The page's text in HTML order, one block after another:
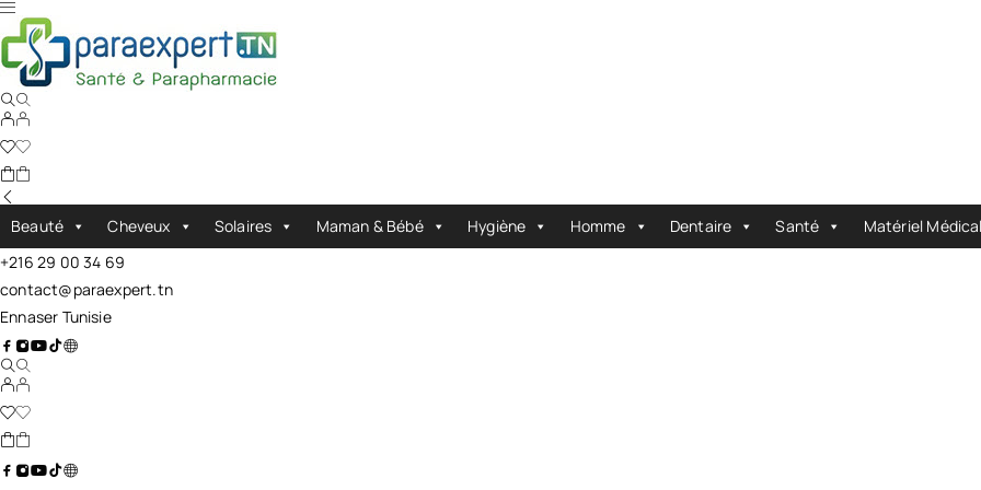
Beauté Cheveux Solaires Maman & Bébé Hygiène Homme Dentaire Santé Matériel Médical
+216 29 00 34 69
contact@paraexpert.tn
Ennaser Tunisie